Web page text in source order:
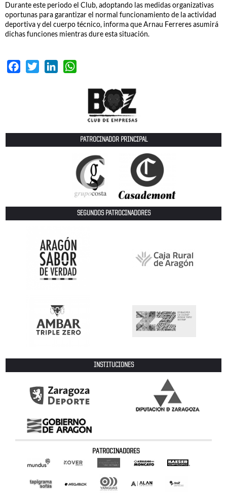
Durante este periodo el Club, adoptando las medidas organizativas
oportunas para garantizar el normal funcionamiento de la actividad
deportiva y del cuerpo técnico, informa que Arnau Ferreres asumirá
dichas funciones mientras dure esta situación.
Facebook
Twitter LinkedIn
PATROCINADOR PRINCIPAL
SEGUNDOS PATROCINADORES
INSTITUCIONES
PATROCINADORES